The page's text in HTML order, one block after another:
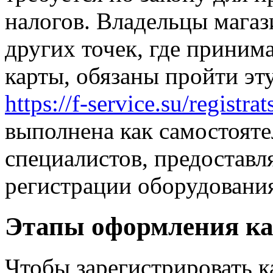
налогов. Владельцы
других точек, где
карты, обязаны пройти
https://f-service.su/
выполнена как
специалистов,
регистрации
Этапы оформления
Чтобы зарегистрировать